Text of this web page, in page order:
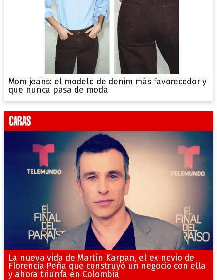
Mom jeans: el modelo de denim más favorecedor y
que nunca pasa de moda
La nueva vida de Martín Karpan, el ex novio de
Florencia Peña que construyó un negocio con ella
y ahora triunfa en Colombia